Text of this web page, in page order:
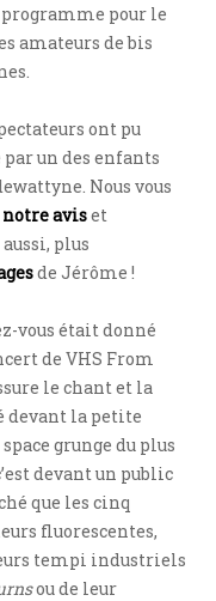
pour le
amateurs de bis
ont pu
un des enfants
Nous vous
notre aviset
plus
de Jérôme !
vous était donné
de VHS From
le chant et la
devant la petite
grunge du plus
devant un public
que les cinq
fluorescentes,
tempi industriels
ou de leur